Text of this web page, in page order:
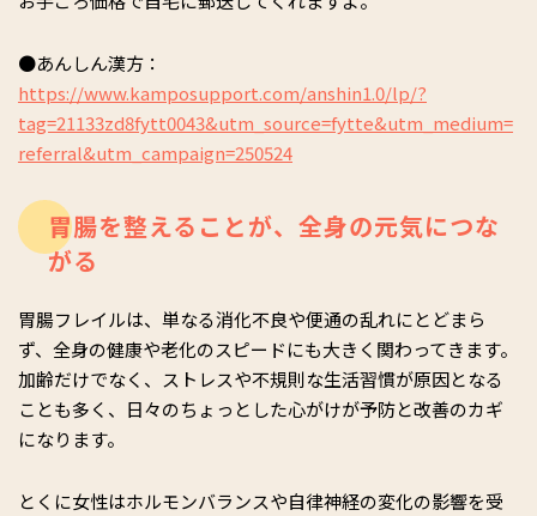
●あんしん漢方：
https://www.kamposupport.com/anshin1.0/lp/?
tag=21133zd8fytt0043&utm_source=fytte&utm_medium=
referral&utm_campaign=250524
胃腸を整えることが、全身の元気につな
がる
胃腸フレイルは、単なる消化不良や便通の乱れにとどまら
ず、全身の健康や老化のスピードにも大きく関わってきます。
加齢だけでなく、ストレスや不規則な生活習慣が原因となる
ことも多く、日々のちょっとした心がけが予防と改善のカギ
になります。
とくに女性はホルモンバランスや自律神経の変化の影響を受